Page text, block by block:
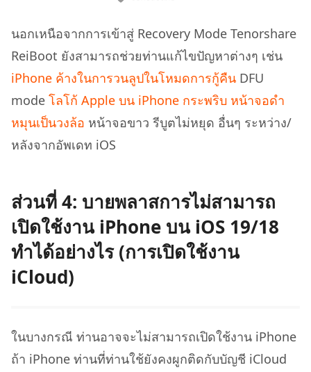
นอกเหนือจากการเข้าสู่ Recovery Mode Tenorshare
ReiBoot ยังสามารถช่วยท่านแก้ไขปัญหาต่างๆ เช่น
iPhone ค้างในการวนลูปในโหมดการกู้คืน DFU
mode โลโก้ Apple บน iPhone กระพริบ หน้าจอดำ
หมุนเป็นวงล้อ หน้าจอขาว รีบูตไม่หยุด อื่นๆ ระหว่าง/
หลังจากอัพเดท iOS
ส่วนที่ 4: บายพลาสการไม่สามารถ
เปิดใช้งาน iPhone บน iOS 19/18
ทำได้อย่างไร (การเปิดใช้งาน
iCloud)
ในบางกรณี ท่านอาจจะไม่สามารถเปิดใช้งาน iPhone
ถ้า iPhone ท่านที่ท่านใช้ยังคงผูกติดกับบัญชี iCloud